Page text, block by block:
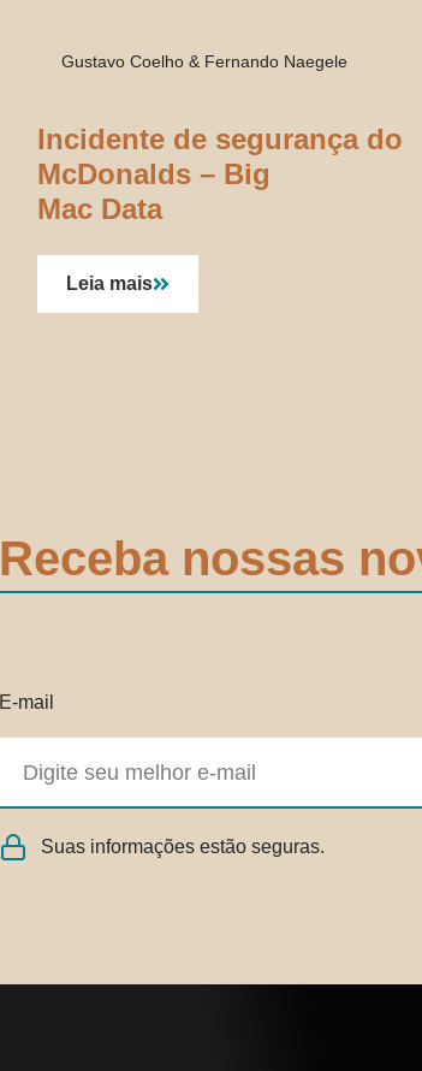
Gustavo Coelho & Fernando Naegele
Incidente de segurança do
McDonalds – Big
Mac Data
Leia mais
Receba nossas
E-mail
Suas informações estão seguras.